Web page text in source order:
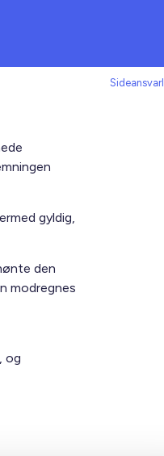
gyldig,
den
modregnes
og